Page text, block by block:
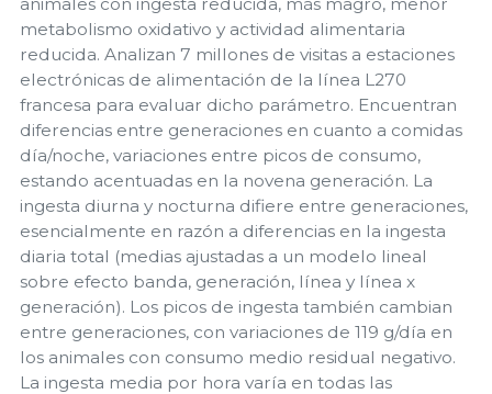
metabolismo oxidativo y actividad alimentaria
reducida. Analizan 7 millones de visitas a estaciones
electrónicas de alimentación de la línea L270
francesa para evaluar dicho parámetro. Encuentran
diferencias entre generaciones en cuanto a comidas
día/noche, variaciones entre picos de consumo,
estando acentuadas en la novena generación. La
ingesta diurna y nocturna difiere entre generaciones,
esencialmente en razón a diferencias en la ingesta
diaria total (medias ajustadas a un modelo lineal
sobre efecto banda, generación, línea y línea x
generación). Los picos de ingesta también cambian
entre generaciones, con variaciones de 119 g/día en
los animales con consumo medio residual negativo.
La ingesta media por hora varía en todas las